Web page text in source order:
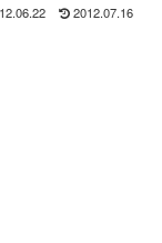
2012.07.16